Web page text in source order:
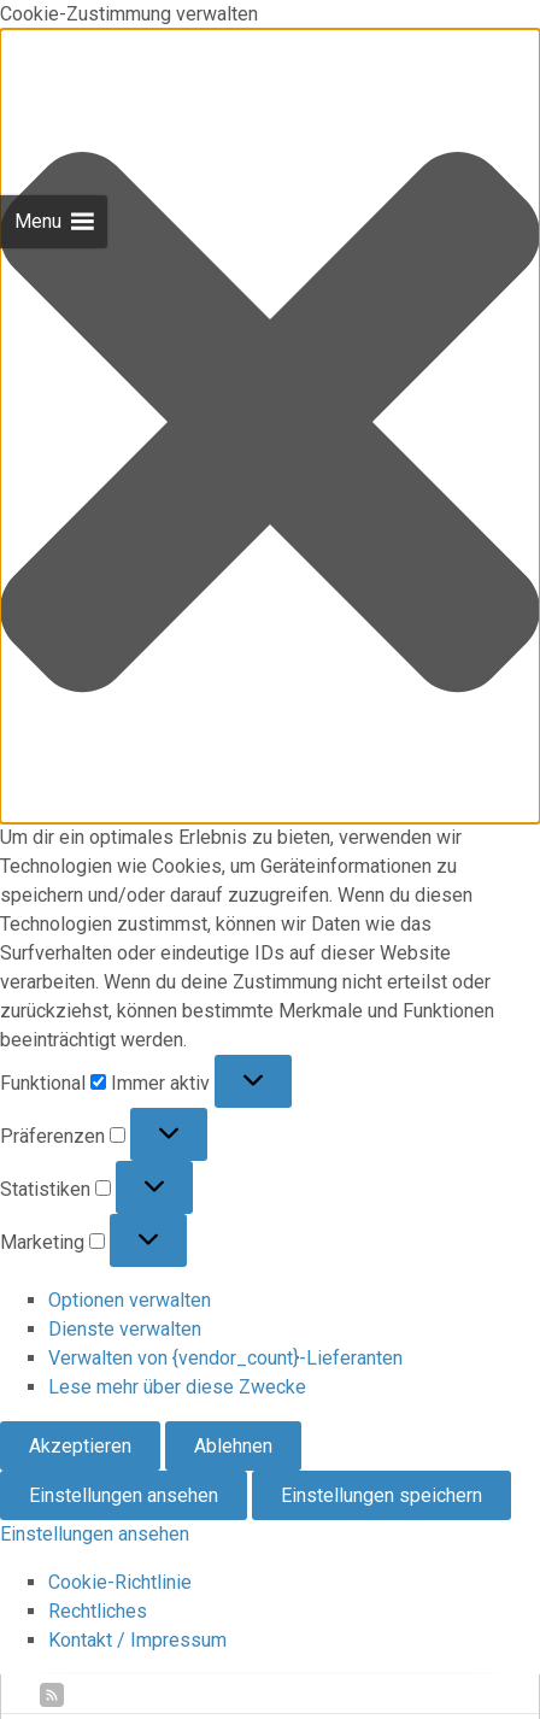
Cookie-Zustimmung verwalten
Um dir ein optimales Erlebnis zu bieten, verwenden wir
Technologien wie Cookies, um Geräteinformationen zu
speichern und/oder darauf zuzugreifen. Wenn du diesen
Technologien zustimmst, können wir Daten wie das
Surfverhalten oder eindeutige IDs auf dieser Website
verarbeiten. Wenn du deine Zustimmung nicht erteilst oder
zurückziehst, können bestimmte Merkmale und Funktionen
beeinträchtigt werden.
Funktional
Immer aktiv
Präferenzen
Statistiken
Marketing
Optionen verwalten
Dienste verwalten
Verwalten von {vendor_count}-Lieferanten
Lese mehr über diese Zwecke
Akzeptieren Ablehnen
Einstellungen ansehen
Einstellungen speichern
Einstellungen ansehen
Cookie-Richtlinie
Rechtliches
Kontakt / Impressum
Menu